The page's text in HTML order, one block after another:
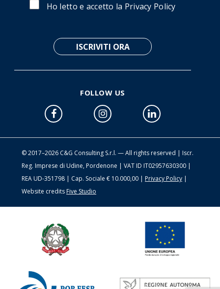
Ho letto e accetto la Privacy Policy
FOLLOW US
© 2017–2026 C&G Consulting S.r.l. — All rights reserved | Iscr.
Reg. Imprese di Udine, Pordenone | VAT ID IT02957630300 |
REA UD-351798 | Cap. Sociale € 10.000,00 | Privacy Policy |
Website creditsFive Studio